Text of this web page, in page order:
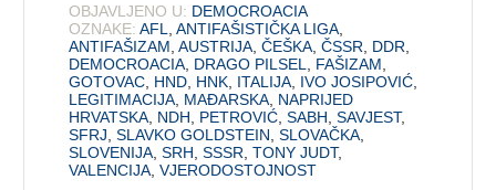
OBJAVLJENO U: DEMOCROACIA
OZNAKE: AFL ,ANTIFAŠISTIČKA LIGA
ANTIFAŠIZAM ,AUSTRIJA ,ČEŠKA ,ČSSR DDR
DEMOCROACIA DRAGO PILSEL FAŠIZAM
GOTOVAC HND HNK ITALIJA IVO JOSIPOVIĆ
LEGITIMACIJA MAĐARSKA NAPRIJED
HRVATSKA NDH PETROVIĆ ,SABH ,SAVJEST,
SFRJ ,SLAVKO GOLDSTEIN ,SLOVAČKA
SLOVENIJA ,SRH ,SSSR ,TONY JUDT,
VALENCIJA ,VJERODOSTOJNOST